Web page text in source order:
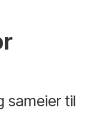
sameier til